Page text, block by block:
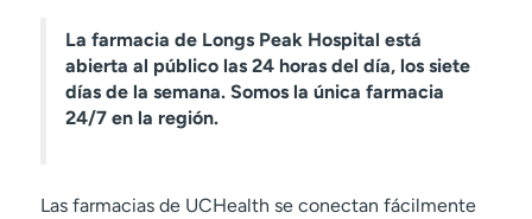
La farmacia de Longs Peak Hospital está
abierta al público las 24 horas del día, los siete
días de la semana. Somos la única farmacia
24/7 en la región.
Las farmacias de UCHealth se conectan fácilmente